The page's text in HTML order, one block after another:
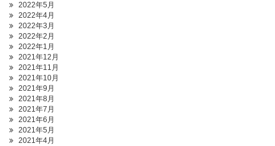
2022年5月
2022年4月
2022年3月
2022年2月
2022年1月
2021年12月
2021年11月
2021年10月
2021年9月
2021年8月
2021年7月
2021年6月
2021年5月
2021年4月